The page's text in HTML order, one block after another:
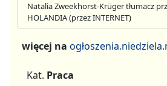
Natalia Zweekhorst-Krüger tłumacz
HOLANDIA (przez INTERNET)
więcej na
Kat. Praca